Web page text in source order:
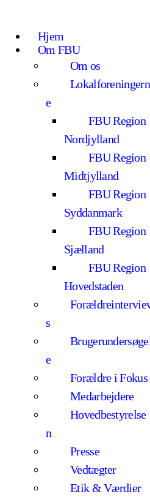
Hjem
Om FBU
Om os
Lokalforeningern
e
FBU Region
Nordjylland
FBU Region
Midtjylland
FBU Region
Syddanmark
FBU Region
Sjælland
FBU Region
Hovedstaden
s
e
Forældre i Fokus
Medarbejdere
Hovedbestyrelse
n
Presse
Vedtægter
Etik & Værdier